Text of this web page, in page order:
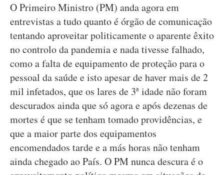
O Primeiro Ministro (PM) anda agora em
entrevistas a tudo quanto é órgão de comunicação
tentando aproveitar politicamente o aparente êxito
no controlo da pandemia e nada tivesse falhado,
como a falta de equipamento de proteção para o
pessoal da saúde e isto apesar de haver mais de 2
mil infetados, que os lares de 3ª idade não foram
descurados ainda que só agora e após dezenas de
mortes é que se tenham tomado providências, e
que a maior parte dos equipamentos
encomendados tarde e a más horas não tenham
ainda chegado ao País. O PM nunca descura é o